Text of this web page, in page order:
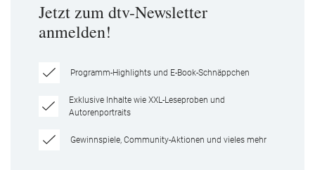
Jetzt zum dtv-Newsletter
anmelden!
Programm-Highlights und E-Book-Schnäppchen
Exklusive Inhalte wie XXL-Leseproben und
Autorenportraits
Gewinnspiele, Community-Aktionen und vieles mehr